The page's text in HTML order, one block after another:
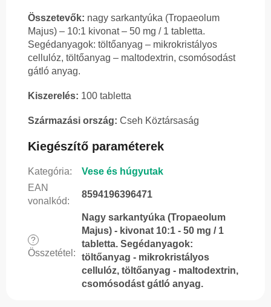
Összetevők: nagy sarkantyúka (Tropaeolum
Majus) – 10:1 kivonat – 50 mg / 1 tabletta.
Segédanyagok: töltőanyag – mikrokristályos
cellulóz, töltőanyag – maltodextrin, csomósodást
gátló anyag.
Kiszerelés: 100 tabletta
Származási ország: Cseh Köztársaság
Kiegészítő paraméterek
Kategória:
Vese és húgyutak
EAN
vonalkód:
8594196396471
?
Összetétel :
Nagy sarkantyúka (Tropaeolum
Majus) - kivonat 10:1 - 50 mg / 1
tabletta. Segédanyagok:
töltőanyag - mikrokristályos
cellulóz, töltőanyag - maltodextrin,
csomósodást gátló anyag.